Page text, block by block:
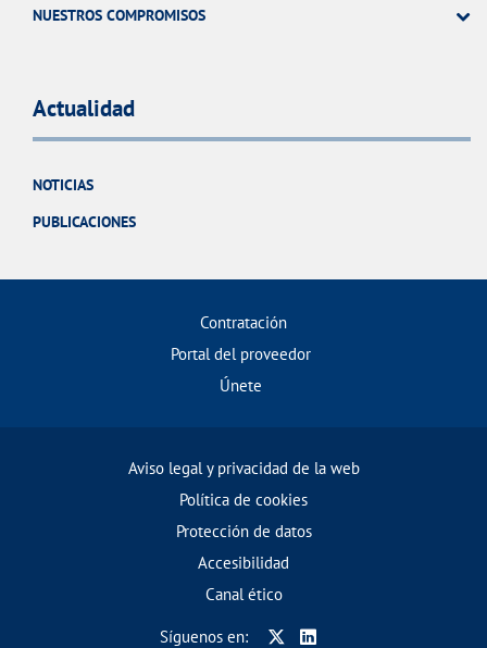
NUESTROS COMPROMISOS
Actualidad
NOTICIAS
PUBLICACIONES
Contratación
Portal del proveedor
Únete
Aviso legal y privacidad de la web
Política de cookies
Protección de datos
Accesibilidad
Canal ético
Síguenos en: